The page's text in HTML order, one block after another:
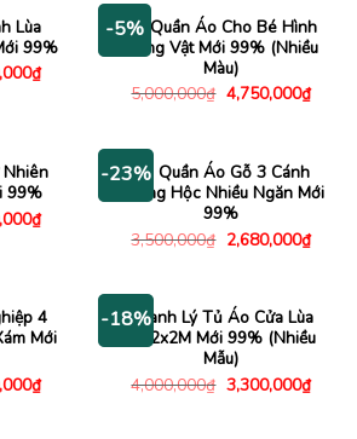
Lùa
99%
₫Giá
hiện
-5%Tủ Quần Áo Cho Bé Hình
Động Vật Mới 99% (Nhiều
Màu)
5,000,000₫ Giá
gốc
4,750,000₫Giá
hiện
99%
₫Giá
hiện
-23%Tủ Quần Áo Gỗ 3 Cánh
Không Hộc Nhiều Ngăn Mới
99%
3,500,000₫ Giá
gốc
2,680,000₫Giá
hiện
4
Mới
₫Giá
hiện
-18%Thanh Lý Tủ Áo Cửa Lùa
1M2x2M Mới 99% (Nhiều
Mẫu)
4,000,000₫ Giá
gốc
3,300,000₫Giá
hiện